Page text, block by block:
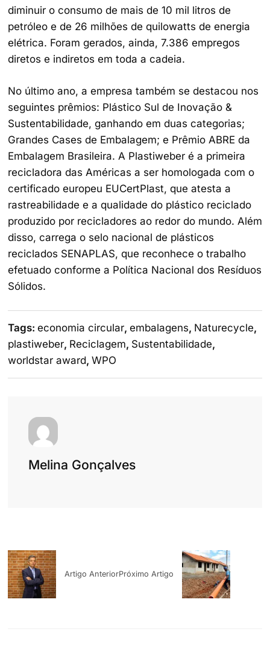
diminuir o consumo de mais de 10 mil litros de
petróleo e de 26 milhões de quilowatts de energia
elétrica. Foram gerados, ainda, 7.386 empregos
diretos e indiretos em toda a cadeia.
No último ano, a empresa também se destacou nos
seguintes prêmios: Plástico Sul de Inovação &
Sustentabilidade, ganhando em duas categorias;
Grandes Cases de Embalagem; e Prêmio ABRE da
Embalagem Brasileira. A Plastiweber é a primeira
recicladora das Américas a ser homologada com o
certificado europeu EUCertPlast, que atesta a
rastreabilidade e a qualidade do plástico reciclado
produzido por recicladores ao redor do mundo. Além
disso, carrega o selo nacional de plásticos
reciclados SENAPLAS, que reconhece o trabalho
efetuado conforme a Política Nacional dos Resíduos
Sólidos.
Tags: economia circular, embalagens, Naturecycle,
plastiweber, Reciclagem, Sustentabilidade,
worldstar award, WPO
Melina Gonçalves
Artigo AnteriorPróximo Artigo